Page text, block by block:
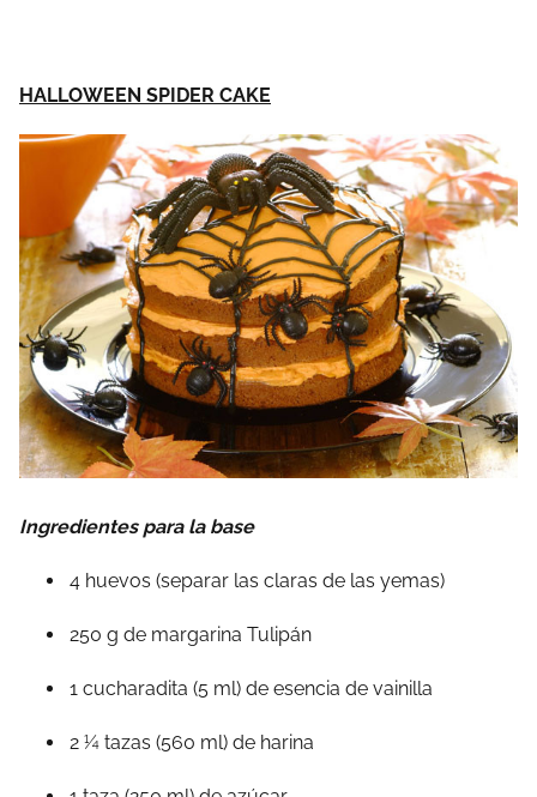
HALLOWEEN SPIDER CAKE
Ingredientes para la base
4 huevos (separar las claras de las yemas)
250 g de margarina Tulipán
1 cucharadita (5 ml) de esencia de vainilla
2 ¼ tazas (560 ml) de harina